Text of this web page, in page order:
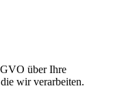
über Ihre
wir verarbeiten.